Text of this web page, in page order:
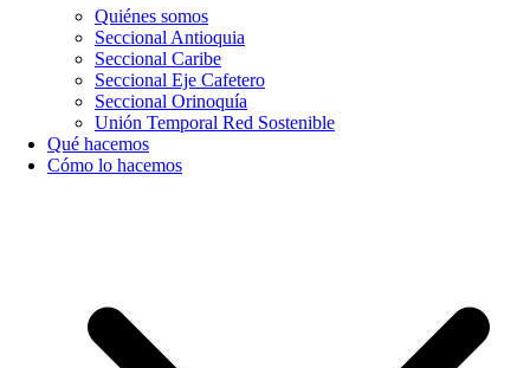
Quiénes somos
Seccional Antioquia
Seccional Caribe
Seccional Eje Cafetero
Seccional Orinoquía
Unión Temporal Red Sostenible
Qué hacemos
Cómo lo hacemos